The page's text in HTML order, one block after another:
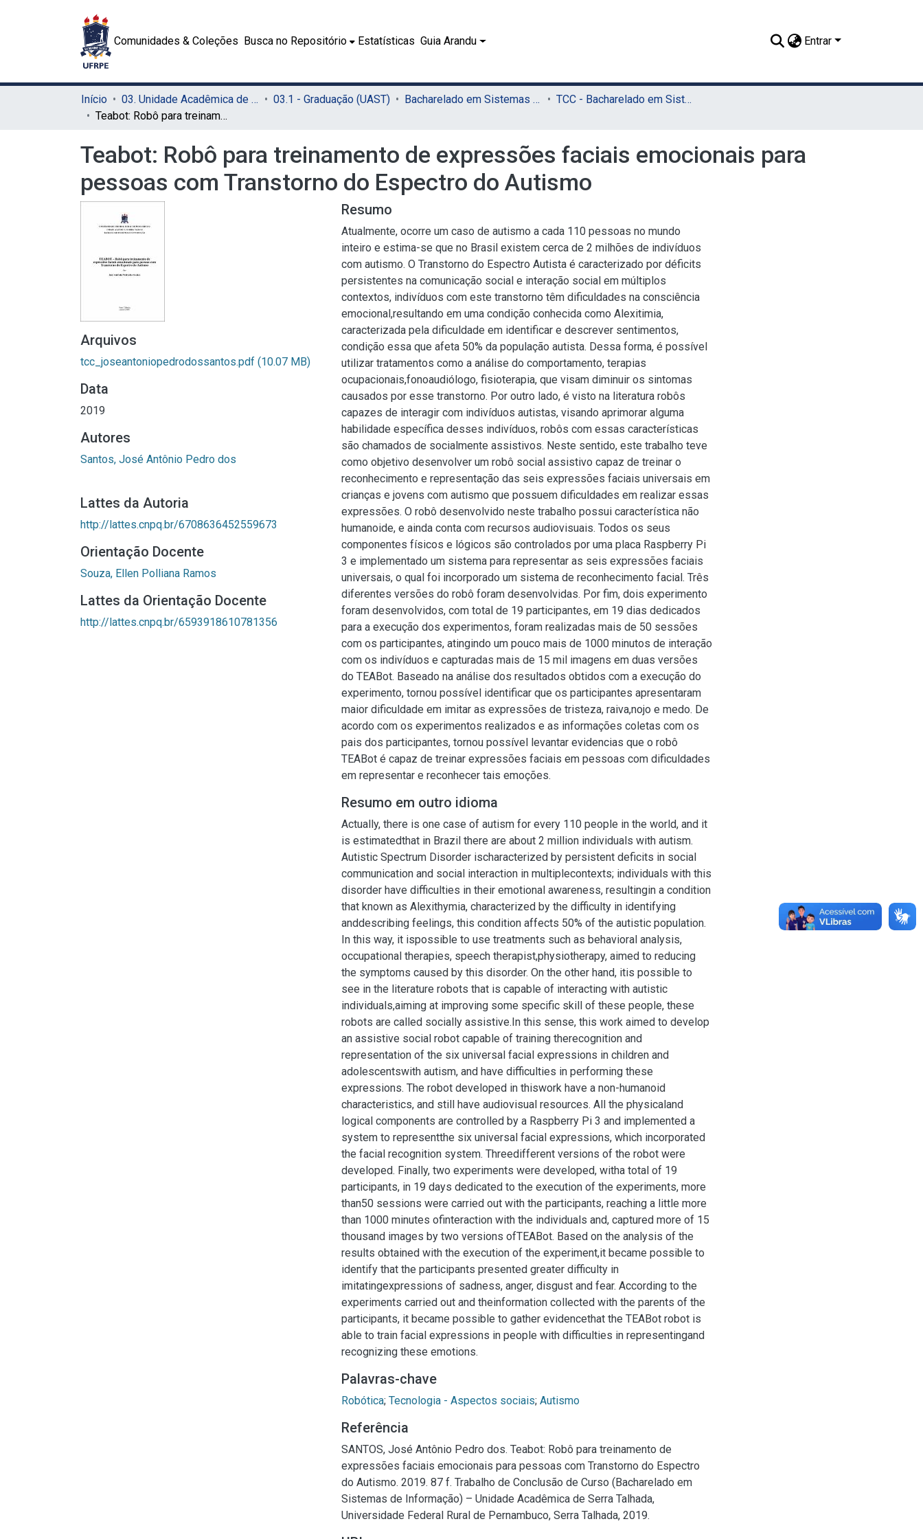
Comunidades & Coleções Busca no Repositório Estatísticas Guia Arandu Entrar
Início 03. Unidade Acadêmica de Serra Talhada (UAST) 03.1 - Graduação (UAST) Bacharelado em Sistemas de Informação (UAST)
TCC - Bacharelado em Sistemas de Informação (UAST)
Teabot: Robô para treinamento de expressões faciais emocionais para pessoas com Transtorno do Espectro do Autismo
Teabot: Robô para treinamento de expressões faciais emocionais para
pessoas com Transtorno do Espectro do Autismo
Arquivos
tcc_joseantoniopedrodossantos.pdf (10.07 MB)
Data
2019
Autores
Santos, José Antônio Pedro dos
Lattes da Autoria
http://lattes.cnpq.br/6708636452559673
Orientação Docente
Souza, Ellen Polliana Ramos
Lattes da Orientação Docente
http://lattes.cnpq.br/6593918610781356
Resumo
Atualmente, ocorre um caso de autismo a cada 110 pessoas no mundo
inteiro e estima-se que no Brasil existem cerca de 2 milhões de indivíduos
com autismo. O Transtorno do Espectro Autista é caracterizado por déficits
persistentes na comunicação social e interação social em múltiplos
contextos, indivíduos com este transtorno têm dificuldades na consciência
emocional,resultando em uma condição conhecida como Alexitimia,
caracterizada pela dificuldade em identificar e descrever sentimentos,
condição essa que afeta 50% da população autista. Dessa forma, é possível
utilizar tratamentos como a análise do comportamento, terapias
ocupacionais,fonoaudiólogo, fisioterapia, que visam diminuir os sintomas
causados por esse transtorno. Por outro lado, é visto na literatura robôs
capazes de interagir com indivíduos autistas, visando aprimorar alguma
habilidade específica desses indivíduos, robôs com essas características
são chamados de socialmente assistivos. Neste sentido, este trabalho teve
como objetivo desenvolver um robô social assistivo capaz de treinar o
reconhecimento e representação das seis expressões faciais universais em
crianças e jovens com autismo que possuem dificuldades em realizar essas
expressões. O robô desenvolvido neste trabalho possui característica não
humanoide, e ainda conta com recursos audiovisuais. Todos os seus
componentes físicos e lógicos são controlados por uma placa Raspberry Pi
3 e implementado um sistema para representar as seis expressões faciais
universais, o qual foi incorporado um sistema de reconhecimento facial. Três
diferentes versões do robô foram desenvolvidas. Por fim, dois experimento
foram desenvolvidos, com total de 19 participantes, em 19 dias dedicados
para a execução dos experimentos, foram realizadas mais de 50 sessões
com os participantes, atingindo um pouco mais de 1000 minutos de interação
com os indivíduos e capturadas mais de 15 mil imagens em duas versões
do TEABot. Baseado na análise dos resultados obtidos com a execução do
experimento, tornou possível identificar que os participantes apresentaram
maior dificuldade em imitar as expressões de tristeza, raiva,nojo e medo. De
acordo com os experimentos realizados e as informações coletas com os
pais dos participantes, tornou possível levantar evidencias que o robô
TEABot é capaz de treinar expressões faciais em pessoas com dificuldades
em representar e reconhecer tais emoções.
Resumo em outro idioma
Actually, there is one case of autism for every 110 people in the world, and it
is estimatedthat in Brazil there are about 2 million individuals with autism.
Autistic Spectrum Disorder ischaracterized by persistent deficits in social
communication and social interaction in multiplecontexts; individuals with this
disorder have difficulties in their emotional awareness, resultingin a condition
that known as Alexithymia, characterized by the difficulty in identifying
anddescribing feelings, this condition affects 50% of the autistic population.
In this way, it ispossible to use treatments such as behavioral analysis,
occupational therapies, speech therapist,physiotherapy, aimed to reducing
the symptoms caused by this disorder. On the other hand, itis possible to
see in the literature robots that is capable of interacting with autistic
individuals,aiming at improving some specific skill of these people, these
robots are called socially assistive.In this sense, this work aimed to develop
an assistive social robot capable of training therecognition and
representation of the six universal facial expressions in children and
adolescentswith autism, and have difficulties in performing these
expressions. The robot developed in thiswork have a non-humanoid
characteristics, and still have audiovisual resources. All the physicaland
logical components are controlled by a Raspberry Pi 3 and implemented a
system to representthe six universal facial expressions, which incorporated
the facial recognition system. Threedifferent versions of the robot were
developed. Finally, two experiments were developed, witha total of 19
participants, in 19 days dedicated to the execution of the experiments, more
than50 sessions were carried out with the participants, reaching a little more
than 1000 minutes ofinteraction with the individuals and, captured more of 15
thousand images by two versions ofTEABot. Based on the analysis of the
results obtained with the execution of the experiment,it became possible to
identify that the participants presented greater difficulty in
imitatingexpressions of sadness, anger, disgust and fear. According to the
experiments carried out and theinformation collected with the parents of the
participants, it became possible to gather evidencethat the TEABot robot is
able to train facial expressions in people with difficulties in representingand
recognizing these emotions.
Palavras-chave
Robótica; Tecnologia - Aspectos sociais; Autismo
Referência
SANTOS, José Antônio Pedro dos. Teabot: Robô para treinamento de
expressões faciais emocionais para pessoas com Transtorno do Espectro
do Autismo. 2019. 87 f. Trabalho de Conclusão de Curso (Bacharelado em
Sistemas de Informação) – Unidade Acadêmica de Serra Talhada,
Universidade Federal Rural de Pernambuco, Serra Talhada, 2019.